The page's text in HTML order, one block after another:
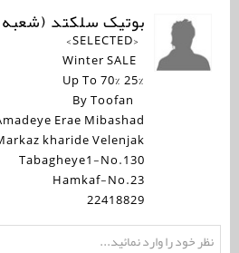
بوتیک سلکتد (شعبه 1)
<SELECTED>
25% Up To 70%
Erae Mibashad
kharide Velenjak
Tabagheye1-No.130
Hamkaf-No.23
22418829